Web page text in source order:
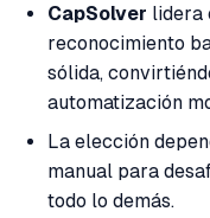
CapSolver lidera
reconocimiento
sólida,
automatización
La elección
manual para
todo lo demás.